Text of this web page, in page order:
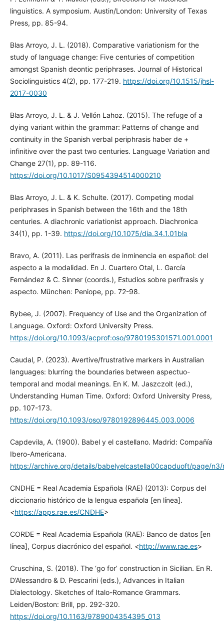
linguistics. A symposium. Austin/London: University of Texas
Press, pp. 85-94.
Blas Arroyo, J. L. (2018). Comparative variationism for the
study of language change: Five centuries of competition
amongst Spanish deontic periphrases. Journal of Historical
Sociolinguistics 4(2), pp. 177-219. https://doi.org/10.1515/jhsl-
2017-0030
Blas Arroyo, J. L. & J. Vellón Lahoz. (2015). The refuge of a
dying variant within the grammar: Patterns of change and
continuity in the Spanish verbal periphrasis haber de +
infinitive over the past two centuries. Language Variation and
Change 27(1), pp. 89-116.
https://doi.org/10.1017/S0954394514000210
Blas Arroyo, J. L. & K. Schulte. (2017). Competing modal
periphrases in Spanish between the 16th and the 18th
centuries. A diachronic variationist approach. Diachronica
34(1), pp. 1-39. https://doi.org/10.1075/dia.34.1.01bla
Bravo, A. (2011). Las perífrasis de inminencia en español: del
aspecto a la modalidad. En J. Cuartero Otal, L. García
Fernández & C. Sinner (coords.), Estudios sobre perífrasis y
aspecto. München: Peniope, pp. 72-98.
Bybee, J. (2007). Frequency of Use and the Organization of
Language. Oxford: Oxford University Press.
https://doi.org/10.1093/acprof:oso/9780195301571.001.0001
Caudal, P. (2023). Avertive/frustrative markers in Australian
languages: blurring the boundaries between aspectuo-
temporal and modal meanings. En K. M. Jaszczolt (ed.),
Understanding Human Time. Oxford: Oxford University Press,
pp. 107-173.
https://doi.org/10.1093/oso/9780192896445.003.0006
Capdevila, A. (1900). Babel y el castellano. Madrid: Compañía
Ibero-Americana.
https://archive.org/details/babelyelcastella00capduoft/page/n3/
CNDHE = Real Academia Española (RAE) (2013): Corpus del
diccionario histórico de la lengua española [en línea].
<https://apps.rae.es/CNDHE>
CORDE = Real Academia Española (RAE): Banco de datos [en
línea], Corpus diacrónico del español. <http://www.rae.es>
Cruschina, S. (2018). The ‘go for’ construction in Sicilian. En R.
D’Alessandro & D. Pescarini (eds.), Advances in Italian
Dialectology. Sketches of Italo-Romance Grammars.
Leiden/Boston: Brill, pp. 292-320.
https://doi.org/10.1163/9789004354395_013